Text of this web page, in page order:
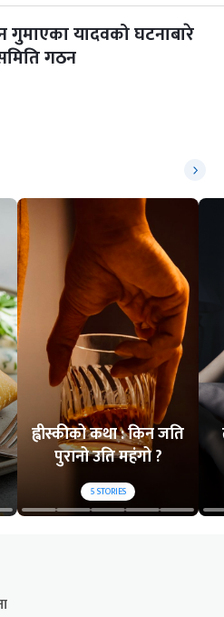
गुमाएका यादवको घटनाबारे
गठन
ह्वीस्कीको कथा : किन जति
पुरानो उति महंगो ?
5STORIES